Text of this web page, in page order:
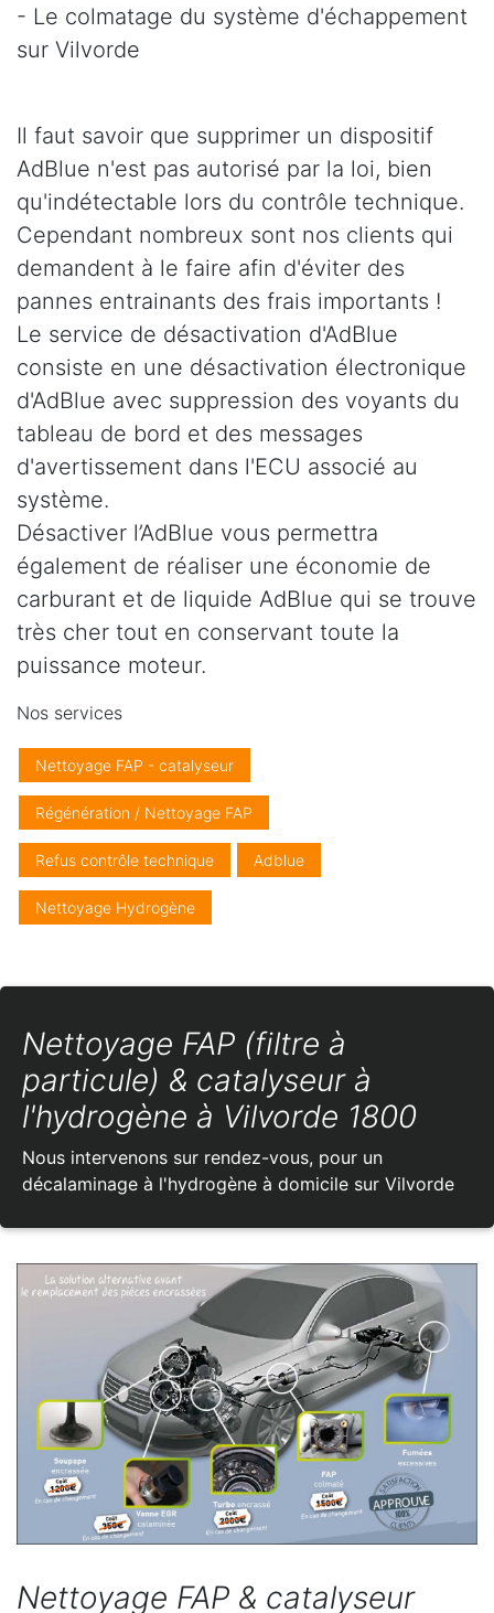
- Le colmatage du système d'échappement
sur Vilvorde
Il faut savoir que supprimer un dispositif
AdBlue n'est pas autorisé par la loi, bien
qu'indétectable lors du contrôle technique.
Cependant nombreux sont nos clients qui
demandent à le faire afin d'éviter des
pannes entrainants des frais importants !
Le service de désactivation d'AdBlue
consiste en une désactivation électronique
d'AdBlue avec suppression des voyants du
tableau de bord et des messages
d'avertissement dans l'ECU associé au
système.
Désactiver l’AdBlue vous permettra
également de réaliser une économie de
carburant et de liquide AdBlue qui se trouve
très cher tout en conservant toute la
puissance moteur.
Nos services
Nettoyage FAP - catalyseur
Régénération / Nettoyage FAP
Refus contrôle technique Adblue
Nettoyage Hydrogène
Nettoyage FAP (filtre à
particule) & catalyseur à
l'hydrogène à Vilvorde 1800
Nous intervenons sur rendez-vous, pour un
décalaminage à l'hydrogène à domicile sur Vilvorde
Nettoyage FAP & catalyseur